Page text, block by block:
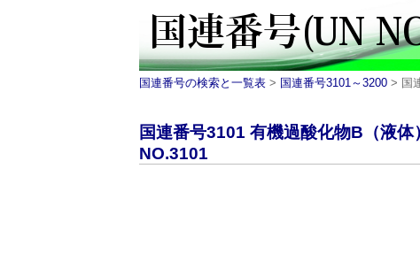
国連番号の検索と一覧表 > 国連番号3101～3200 > 国
国連番号3101 有機過酸化物B（液
NO.3101